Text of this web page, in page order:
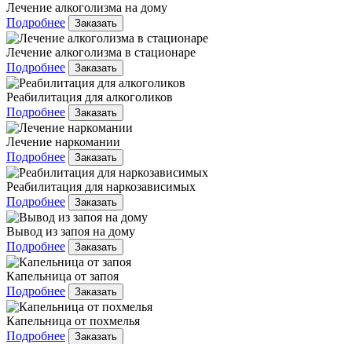
Лечение алкоголизма на дому
Подробнее
Заказать
Лечение алкоголизма в стационаре
Подробнее
Заказать
Реабилитация для алкоголиков
Подробнее
Заказать
Лечение наркомании
Подробнее
Заказать
Реабилитация для наркозависимых
Подробнее
Заказать
Вывод из запоя на дому
Подробнее
Заказать
Капельница от запоя
Подробнее
Заказать
Капельница от похмелья
Подробнее
Заказать